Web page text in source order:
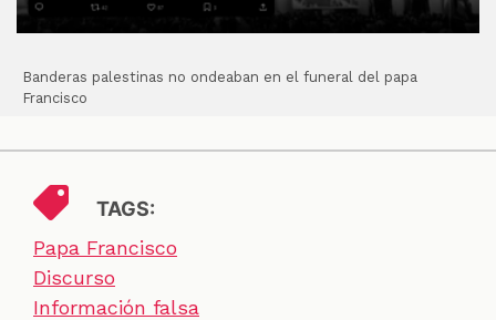
Banderas palestinas no ondeaban en el funeral del papa
Francisco
TAGS:
Papa Francisco
Discurso
Información falsa